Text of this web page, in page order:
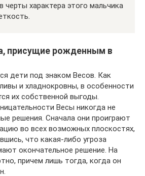
черты характера этого мальчика
присущие рожденным в
дети под знаком Весов. Как
и хладнокровны, в особенности
их собственной выгоды.
Весы никогда не
решения. Сначала они проиграют
во всех возможных плоскостях,
что какая-либо угроза
окончательное решение. На
причем лишь тогда, когда он